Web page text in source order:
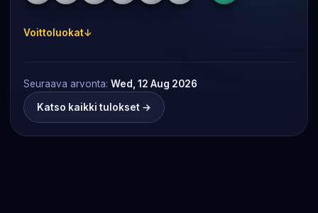
Voittoluokat
Seuraava arvonta: Wed, 12 Aug 2026
Katso kaikki tulokset →